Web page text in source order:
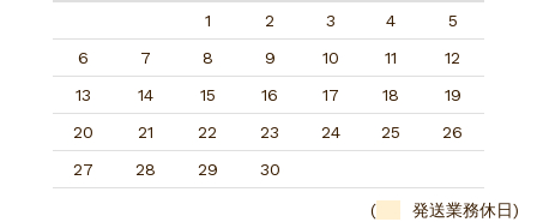
1 2 3 4
5
6
7 8 9 10 11
12
13
14 15 16 17 18
19
20
21 22 23 24 25
26
27
28 29 30
( 発送業務休日)